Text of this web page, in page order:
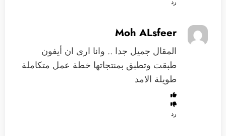
رد
Moh ALsfeer
المقال جميل جدا .. وانا ارى ان أيفون
طبقت وتطبق بمنتجاتها خطة عمل متكاملة
طويلة الامد
رد